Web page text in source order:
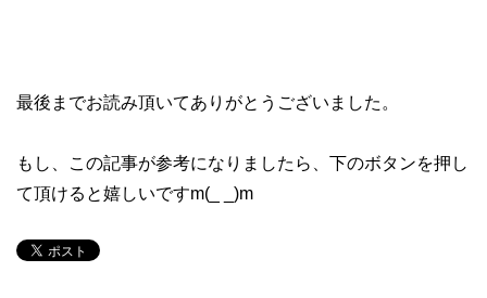
最後までお読み頂いてありがとうございました。
もし、この記事が参考になりましたら、下のボタンを押し
て頂けると嬉しいですm(_ _)m